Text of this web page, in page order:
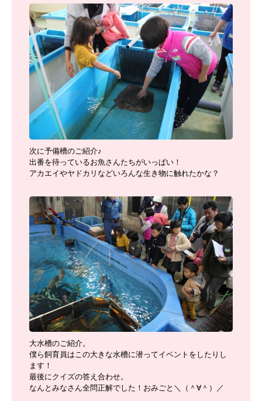
次に予備槽のご紹介♪
出番を待っているお魚さんたちがいっぱい！
アカエイやヤドカリなどいろんな生き物に触れたかな？
大水槽のご紹介。
僕ら飼育員はこの大きな水槽に潜ってイベントをしたりし
ます！
最後にクイズの答え合わせ。
なんとみなさん全問正解でした！おみごと＼（＾∀＾）／